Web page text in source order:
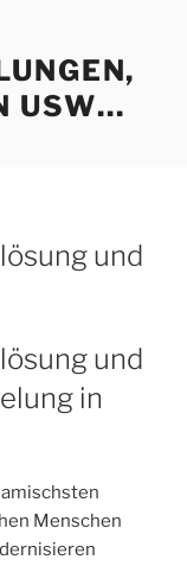
USW…
und
und
in
Menschen